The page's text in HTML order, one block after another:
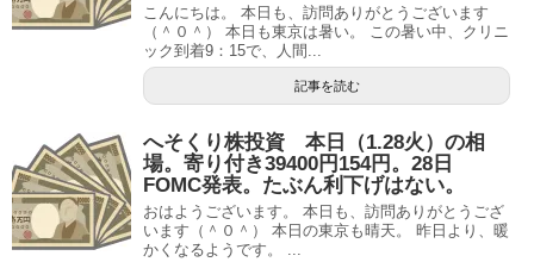
こんにちは。 本日も、訪問ありがとうございます
（＾０＾） 本日も東京は暑い。 この暑い中、クリニ
ック到着9：15で、人間...
記事を読む
へそくり株投資 本日（1.28火）の相
場。寄り付き39400円154円。28日
FOMC発表。たぶん利下げはない。
おはようございます。 本日も、訪問ありがとうござ
います（＾０＾） 本日の東京も晴天。 昨日より、暖
かくなるようです。 ...